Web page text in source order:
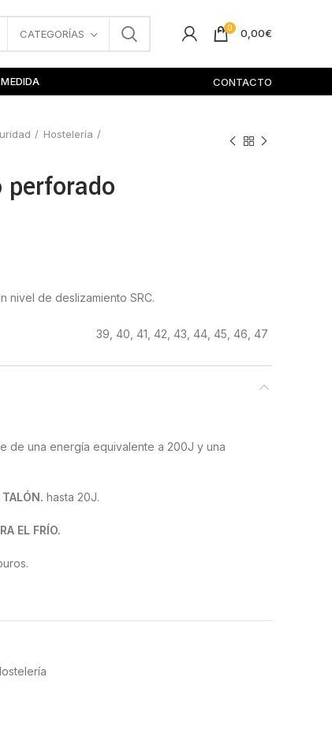
CATEGORÍAS 0 0,00€
CONTACTO
Hostelería
perforado
nivel de deslizamiento SRC.
39, 40, 41, 42, 43, 44, 45, 46, 47
de una energía equivalente a 200J y una
TALÓN. hasta 20J.
EL FRÍO.
SRC sobre baldosa y acero.
y estructura que permiten disipar cargas
y 1.000MW.